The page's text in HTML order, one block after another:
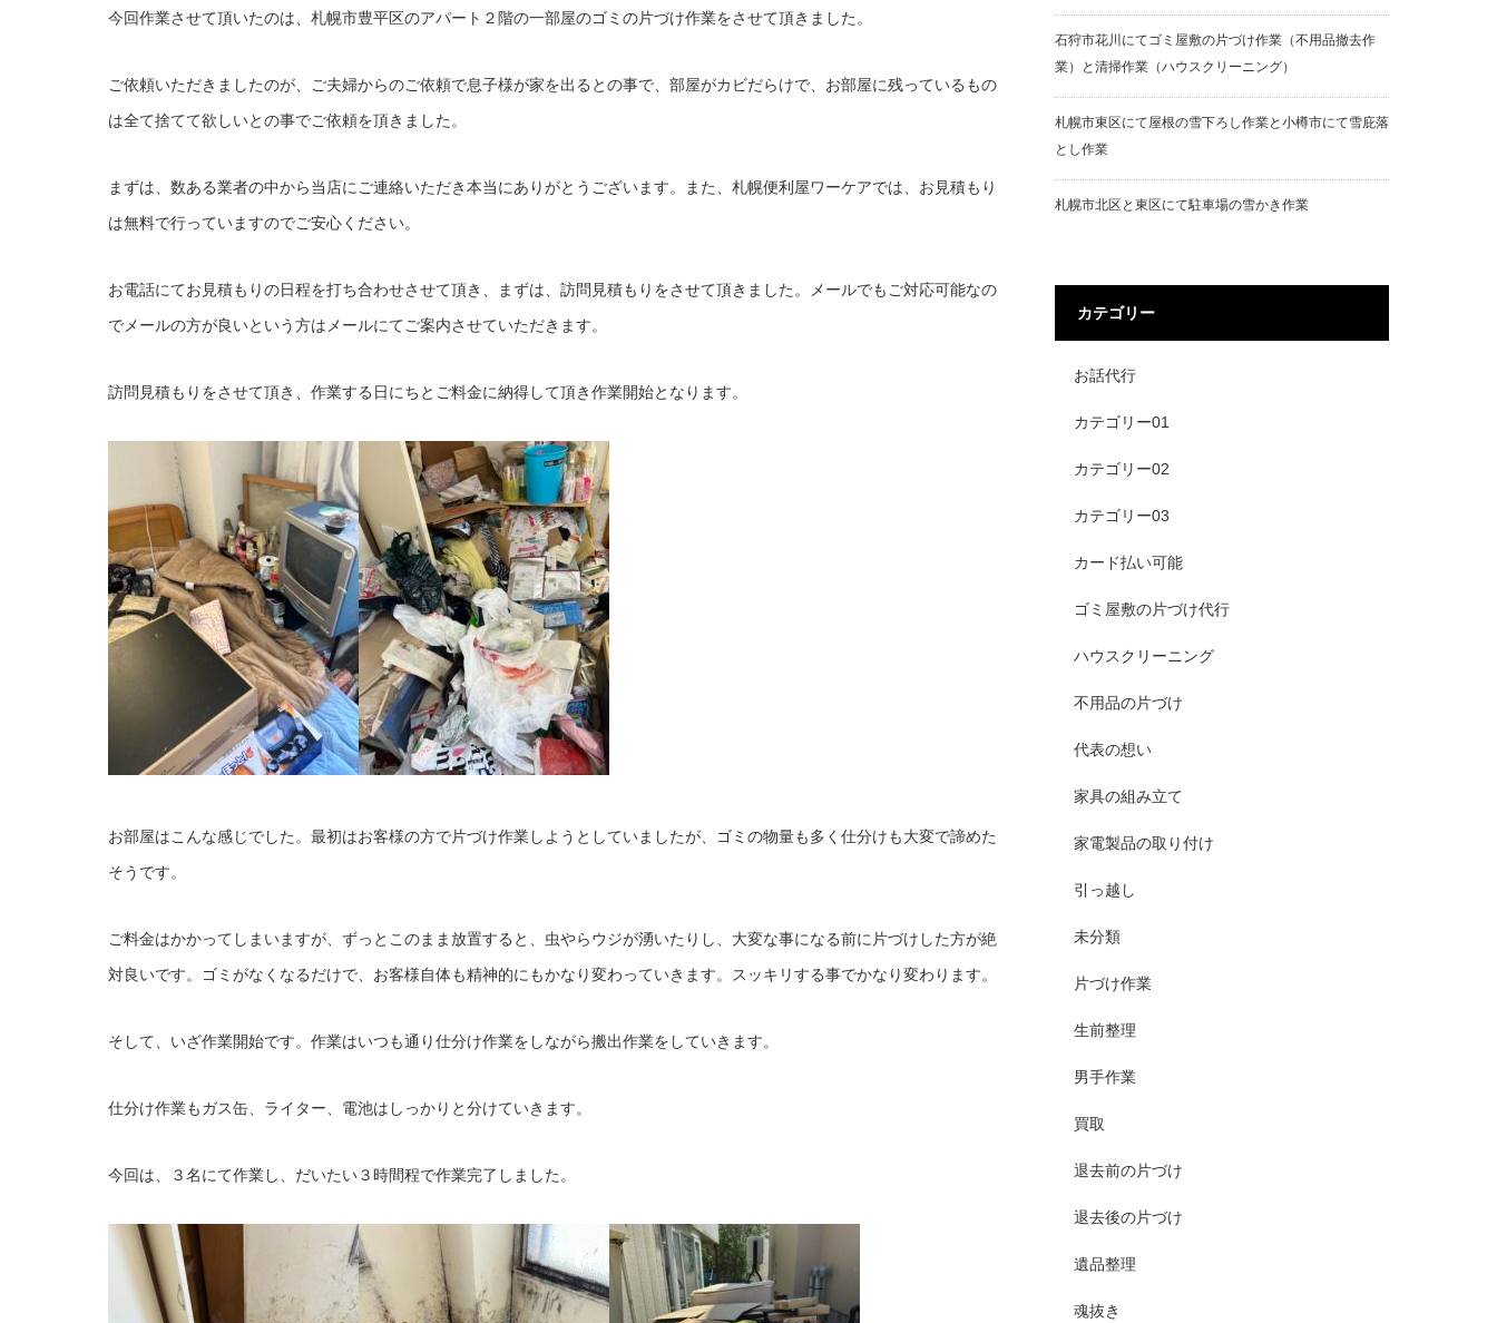
今回作業させて頂いたのは、札幌市豊平区のアパート２階の一部屋のゴミの片づけ作業をさせて頂きました。
ご依頼いただきましたのが、ご夫婦からのご依頼で息子様が家を出るとの事で、部屋がカビだらけで、お部屋に残っているもの
は全て捨てて欲しいとの事でご依頼を頂きました。
まずは、数ある業者の中から当店にご連絡いただき本当にありがとうございます。また、札幌便利屋ワーケアでは、お見積もり
は無料で行っていますのでご安心ください。
お電話にてお見積もりの日程を打ち合わせさせて頂き、まずは、訪問見積もりをさせて頂きました。メールでもご対応可能なの
でメールの方が良いという方はメールにてご案内させていただきます。
訪問見積もりをさせて頂き、作業する日にちとご料金に納得して頂き作業開始となります。
お部屋はこんな感じでした。最初はお客様の方で片づけ作業しようとしていましたが、ゴミの物量も多く仕分けも大変で諦めた
そうです。
ご料金はかかってしまいますが、ずっとこのまま放置すると、虫やらウジが湧いたりし、大変な事になる前に片づけした方が絶
対良いです。ゴミがなくなるだけで、お客様自体も精神的にもかなり変わっていきます。スッキリする事でかなり変わります。
そして、いざ作業開始です。作業はいつも通り仕分け作業をしながら搬出作業をしていきます。
仕分け作業もガス缶、ライター、電池はしっかりと分けていきます。
今回は、３名にて作業し、だいたい３時間程で作業完了しました。
石狩市花川にてゴミ屋敷の片づけ作業（不用品撤去作
業）と清掃作業（ハウスクリーニング）
札幌市東区にて屋根の雪下ろし作業と小樽市にて雪庇落
とし作業
札幌市北区と東区にて駐車場の雪かき作業
カテゴリー
お話代行
カテゴリー01
カテゴリー02
カテゴリー03
カード払い可能
ゴミ屋敷の片づけ代行
ハウスクリーニング
不用品の片づけ
代表の想い
家具の組み立て
家電製品の取り付け
引っ越し
未分類
片づけ作業
生前整理
男手作業
買取
退去前の片づけ
退去後の片づけ
遺品整理
魂抜き